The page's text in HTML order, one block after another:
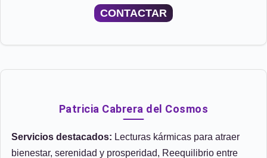
CONTACTAR
Patricia Cabrera del Cosmos
Servicios destacados: Lecturas kármicas para atraer
bienestar, serenidad y prosperidad, Reequilibrio entre